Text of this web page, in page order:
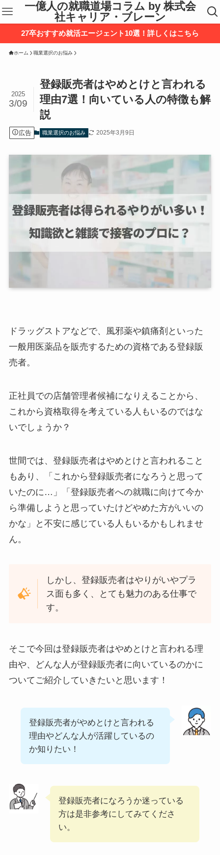
一億人の就職道場コラム by 株式会
社キャリア・ブレーン
27卒おすすめ就活エージェント10選！詳しくはこちら
ホーム 職業選択のお悩み
登録販売者はやめとけと言われる
理由7選！向いている人の特徴も解
説
2025
3/09
広告 職業選択のお悩み 2025年3月9日
ドラッグストアなどで、風邪薬や鎮痛剤といった
一般用医薬品を販売するための資格である登録販
売者。
正社員での店舗管理者候補になりえることから、
これから資格取得を考えている人もいるのではな
いでしょうか？
世間では、登録販売者はやめとけと言われること
もあり、「これから登録販売者になろうと思って
いたのに…」「登録販売者への就職に向けて今か
ら準備しようと思っていたけどやめた方がいいの
かな」と不安に感じている人もいるかもしれませ
ん。
しかし、登録販売者はやりがいやプラ
ス面も多く、とても魅力のある仕事で
す。
そこで今回は登録販売者はやめとけと言われる理
由や、どんな人が登録販売者に向いているのかに
ついてご紹介していきたいと思います！
登録販売者がやめとけと言われる
理由やどんな人が活躍しているの
か知りたい！
登録販売者になろうか迷っている
方は是非参考にしてみてくださ
い。